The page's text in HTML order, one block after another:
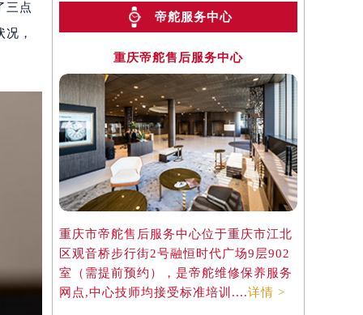
三点
，
帝舵服务中心
重庆帝舵售后服务中心
重庆市帝舵售后服务中心位于重庆市江北
区观音桥步行街2号融恒时代广场9层902
室（需提前预约），是帝舵维修保养服务
网点,中心技师均接受标准培训....详情 >